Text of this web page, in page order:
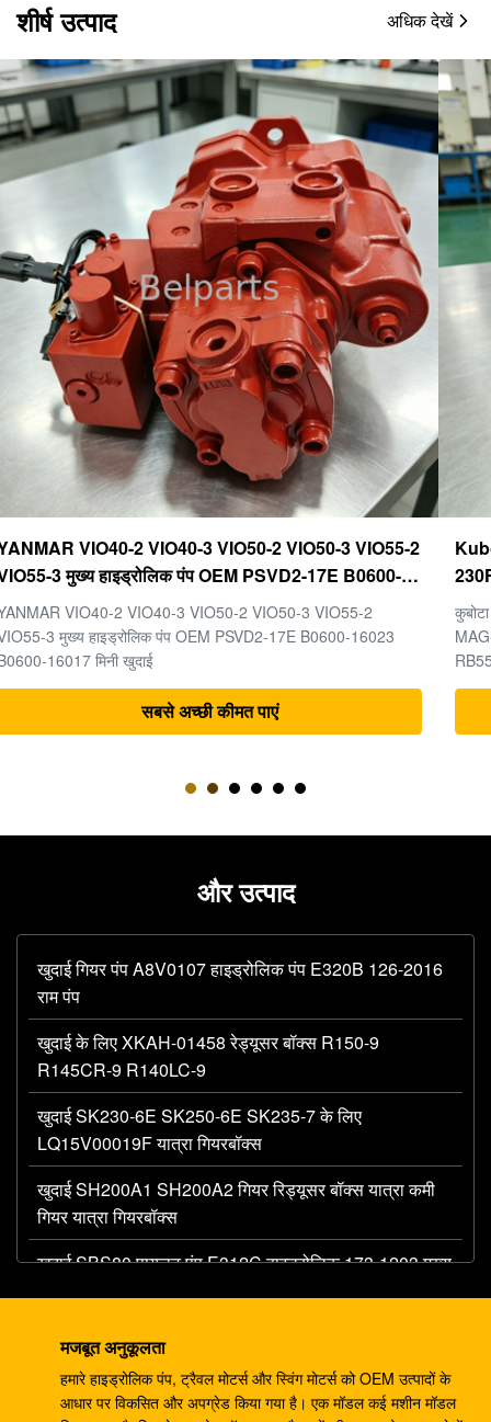
शीर्ष उत्पाद अधिक देखें
Kubota U20-3 U25-3 अंतिम ड्राइव KYB MAG-18VP-
230F OEM ट्रैवल मोटर B0240-18076 RB511-61290
RB559-61290 RC157-78000 मिनी खुदाई भागों के लिए
कुबोटा U20-3 U25-3 मिनी खुदाई मशीन के पुर्जों के लिए अंतिम ड्राइव KYB
MAG-18VP-230F ट्रैवल मोटर B0240-18076 RB511-61290
RB559-61290 RC157-78000
सबसे अच्छी कीमत पाएं
और उत्पाद
खुदाई गियर पंप A8V0107 हाइड्रोलिक पंप E320B 126-2016
राम पंप
खुदाई के लिए XKAH-01458 रेड्यूसर बॉक्स R150-9
R145CR-9 R140LC-9
खुदाई SK230-6E SK250-6E SK235-7 के लिए
LQ15V00019F यात्रा गियरबॉक्स
खुदाई SH200A1 SH200A2 गियर रिड्यूसर बॉक्स यात्रा कमी
गियर यात्रा गियरबॉक्स
खुदाई SBS80 पायलट पंप E312C हाइड्रोलिक 173-1203 मुख्य
खुदाई करने वाला AP12 हाइड्रोलिक गियर पंप E320 E325
087-4719 हाइड्रोलिक पंप
4278696 हाइड्रोलिक गियर पंप, ZX225 ZX180 ZX210W के
मजबूत अनुकूलता
हमारे हाइड्रोलिक पंप, ट्रैवल मोटर्स और स्विंग मोटर्स को OEM उत्पादों के
आधार पर विकसित और अपग्रेड किया गया है। एक मॉडल कई मशीन मॉडल